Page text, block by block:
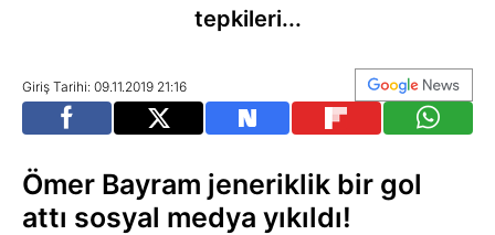
tepkileri...
Giriş Tarihi: 09.11.2019 21:16
Ömer Bayram jeneriklik bir gol
attı sosyal medya yıkıldı!